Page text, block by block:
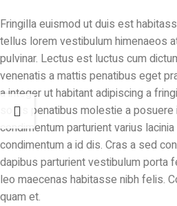
Fringilla euismod ut duis est
tellus lorem vestibulum himenaeos
pulvinar. Lectus est luctus cum
venenatis a mattis penatibus eget
a integer ut habitant adipiscing a
sociis penatibus molestie a
condimentum parturient varius
condimentum a id dis. Cras a sed
dapibus parturient vestibulum porta
leo maecenas habitasse nibh felis.
quam et.